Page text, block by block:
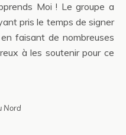
Moi ! Le groupe a
pris le temps de signer
faisant de nombreuses
à les soutenir pour ce
Nord